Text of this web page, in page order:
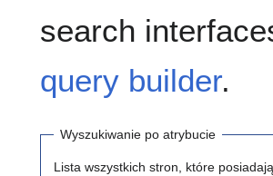
search
query builder.
Wyszukiwanie po atrybucie
Lista wszystkich stron, które posiadają